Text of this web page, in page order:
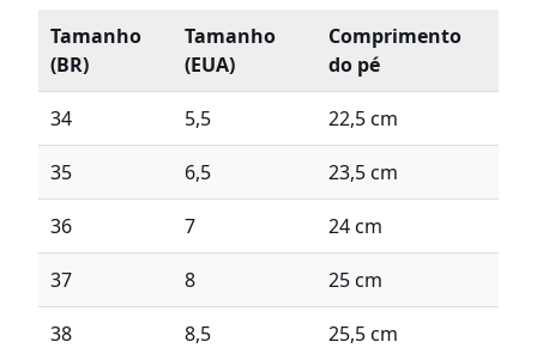
Tamanho
(BR)
Tamanho
(EUA)
Comprimento
do pé
34 5,5 22,5 cm
35 6,5 23,5 cm
36 7 24 cm
37 8 25 cm
38 8,5 25,5 cm